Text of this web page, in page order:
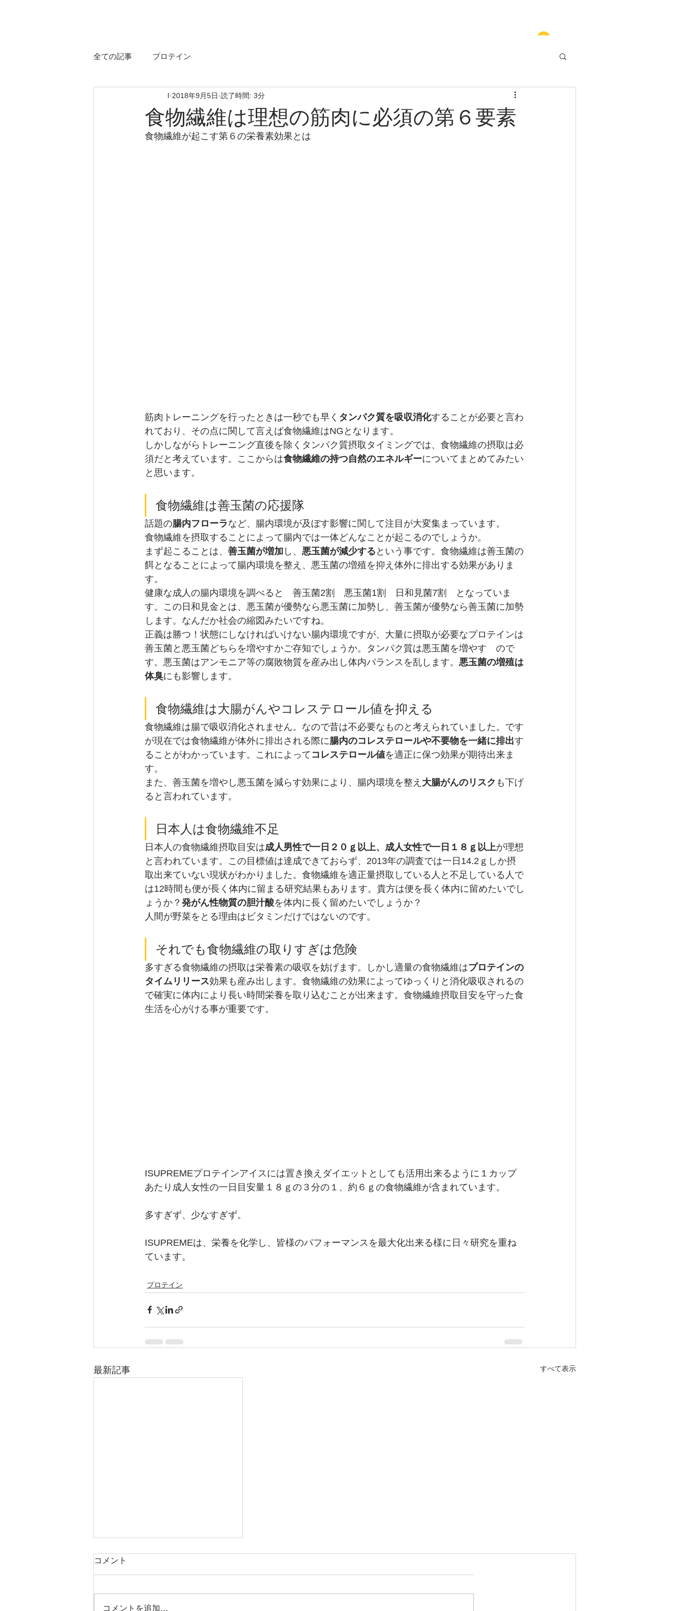
ログイン
全ての記事 プロテイン
食物繊維は理想の筋肉に必須の第６要素
I 2018年9月5日 読了時間: 3分
食物繊維が起こす第６の栄養素効果とは
筋肉トレーニングを行ったときは一秒でも早く タンパク質を吸収消化することが必要と言わ
れており、その点に関して言えば食物繊維はNGとなります。
しかしながらトレーニング直後を除くタンパク質摂取タイミングでは、食物繊維の摂取は必
須だと考えています。ここからは食物繊維の持つ自然のエネルギーについてまとめてみたい
と思います。
食物繊維は善玉菌の応援隊
話題の腸内フローラなど、腸内環境が及ぼす影響に関して注目が大変集まっています。
食物繊維を摂取することによって腸内では一体どんなことが起こるのでしょうか。
まず起こることは、 善玉菌が増加 し、 悪玉菌が減少する という事です。食物繊維は善玉菌の
餌となることによって腸内環境を整え、悪玉菌の増殖を抑え体外に排出する効果がありま
す。
健康な成人の腸内環境を調べると　善玉菌2割　悪玉菌1割　日和見菌7割　となっていま
す。この日和見金とは、悪玉菌が優勢なら悪玉菌に加勢し、善玉菌が優勢なら善玉菌に加勢
します。なんだか社会の縮図みたいですね。
正義は勝つ！状態にしなければいけない腸内環境ですが、大量に摂取が必要なプロテインは
善玉菌と悪玉菌どちらを増やすかご存知でしょうか。タンパク質は悪玉菌を増やす　ので
す。悪玉菌はアンモニア等の腐敗物質を産み出し体内バランスを乱します。 悪玉菌の増殖は
体臭にも影響します。
食物繊維は大腸がんやコレステロール値を抑える
食物繊維は腸で吸収消化されません。なので昔は不必要なものと考えられていました。です
が現在では食物繊維が体外に排出される際に腸内のコレステロールや不要物を一緒に排出す
ることがわかっています。これによって コレステロール値を適正に保つ効果が期待出来ま
す。
また、善玉菌を増やし悪玉菌を減らす効果により、腸内環境を整え 大腸がんのリスク も下げ
ると言われています。
日本人は食物繊維不足
日本人の食物繊維摂取目安は成人男性で一日２０ｇ以上、成人女性で一日１８ｇ以上が理想
と言われています。この目標値は達成できておらず、2013年の調査では一日14.2ｇしか摂
取出来ていない現状がわかりました。食物繊維を適正量摂取している人と不足している人で
は12時間も便が長く体内に留まる研究結果もあります。貴方は便を長く体内に留めたいでし
ょうか？ 発がん性物質の胆汁酸を体内に長く留めたいでしょうか？
人間が野菜をとる理由はビタミンだけではないのです。
それでも食物繊維の取りすぎは危険
多すぎる食物繊維の摂取は栄養素の吸収を妨げます。しかし適量の食物繊維はプロテインの
タイムリリース効果も産み出します。食物繊維の効果によってゆっくりと消化吸収されるの
で確実に体内により長い時間栄養を取り込むことが出来ます。食物繊維摂取目安を守った食
生活を心がける事が重要です。
ISUPREMEプロテインアイスには置き換えダイエットとしても活用出来るように１カップ
あたり成人女性の一日目安量１８ｇの３分の１、約６ｇの食物繊維が含まれています。
多すぎず、少なすぎず。
ISUPREMEは、栄養を化学し、皆様のパフォーマンスを最大化出来る様に日々研究を重ね
ています。
プロテイン
最新記事 すべて表示
コメント
コメントを追加…